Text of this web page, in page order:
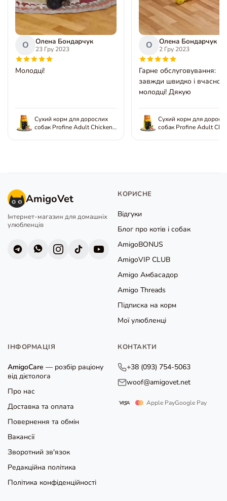
О Олена Бондарчук
23 Гру 2023
Молодці!
Сухий корм для дорослих
собак Profine Adult Chicken
О Олена Бондарчук
2 Гру 2023
Гарне обслуговування:
завжди швидко і вчасно.
молодці! Дякую
Сухий корм для
собак Profine Adult
AmigoVet
Інтернет-магазин для домашніх
улюбленців
КОРИСНЕ
Відгуки
Блог про котів і собак
AmigoBONUS
AmigoVIP CLUB
Amigo Амбасадор
Amigo Threads
Підписка на корм
Мої улюбленці
ІНФОРМАЦІЯ
AmigoCare — розбір раціону
від дієтолога
Про нас
Доставка та оплата
Повернення та обмін
Вакансії
Зворотний зв'язок
Редакційна політика
Політика конфіденційності
КОНТАКТИ
+38 (093) 754-5063
woof@amigovet.net
Apple PayGoogle Pay